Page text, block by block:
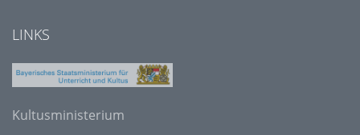
LINKS
Kultusministerium